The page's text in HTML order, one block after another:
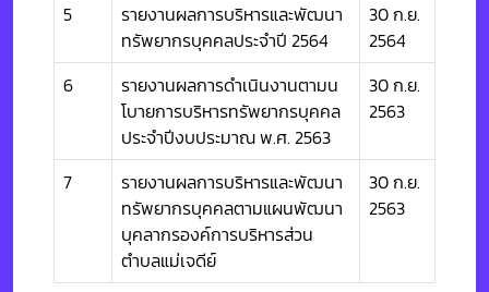
5
รายงานผลการบริหารและพัฒนา
ทรัพยากรบุคคลประจำปี 2564
30 ก.ย.
2564
6
รายงานผลการดำเนินงานตามน
โบายการบริหารทรัพยากรบุคคล
ประจำปีงบประมาณ พ.ศ. 2563
30 ก.ย.
2563
7
รายงานผลการบริหารและพัฒนา
ทรัพยากรบุคคลตามแผนพัฒนา
บุคลากรองค์การบริหารส่วน
ตำบลแม่เจดีย์
30 ก.ย.
2563